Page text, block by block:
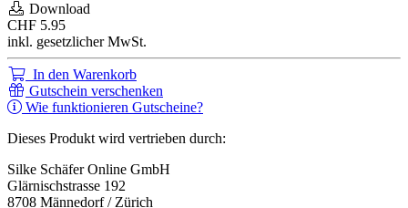
Download
CHF 5.95
inkl. gesetzlicher MwSt.
In den Warenkorb
Gutschein verschenken
Wie funktionieren Gutscheine?
Dieses Produkt wird vertrieben durch:
Silke Schäfer Online GmbH
Glärnischstrasse 192
8708 Männedorf / Zürich